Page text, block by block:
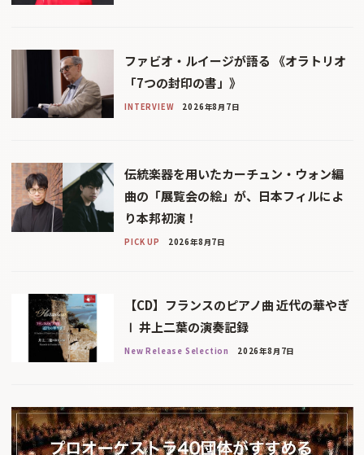
ファビオ・ルイージが語る 《オラトリオ
「7つの封印の書」》
INTERVIEW 2026年8月7日
伝統楽器を用いたカーチュン・ウォン編
曲の「展覧会の絵」が、日本フィルによ
り本邦初演！
PICK UP 2026年8月7日
【CD】フランスのピアノ曲 近代の華やぎ
Ⅰ 井上二葉の演奏記録
New Release Selection 2026年8月7日